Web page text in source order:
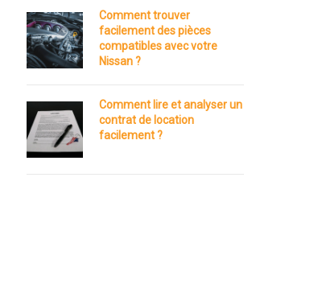
Comment trouver
facilement des pièces
compatibles avec votre
Nissan ?
Comment lire et analyser un
contrat de location
facilement ?